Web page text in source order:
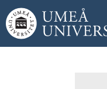
Hoppa direkt till